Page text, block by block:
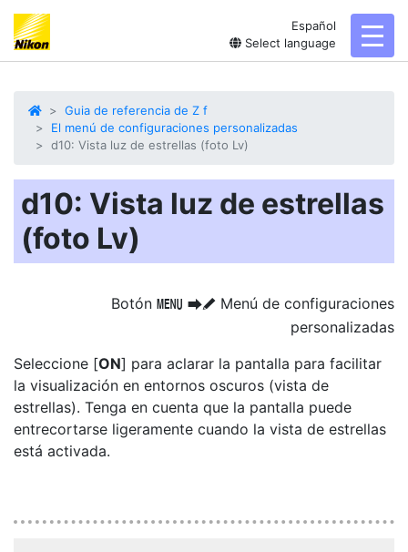
Español
Select language
Guia de referencia de Z f
El menú de configuraciones personalizadas
d10: Vista luz de estrellas (foto Lv)
d10: Vista luz de estrellas
(foto Lv)
Botón G UA Menú de configuraciones
personalizadas
Seleccione [ON] para aclarar la pantalla para facilitar
la visualización en entornos oscuros (vista de
estrellas). Tenga en cuenta que la pantalla puede
entrecortarse ligeramente cuando la vista de estrellas
está activada.